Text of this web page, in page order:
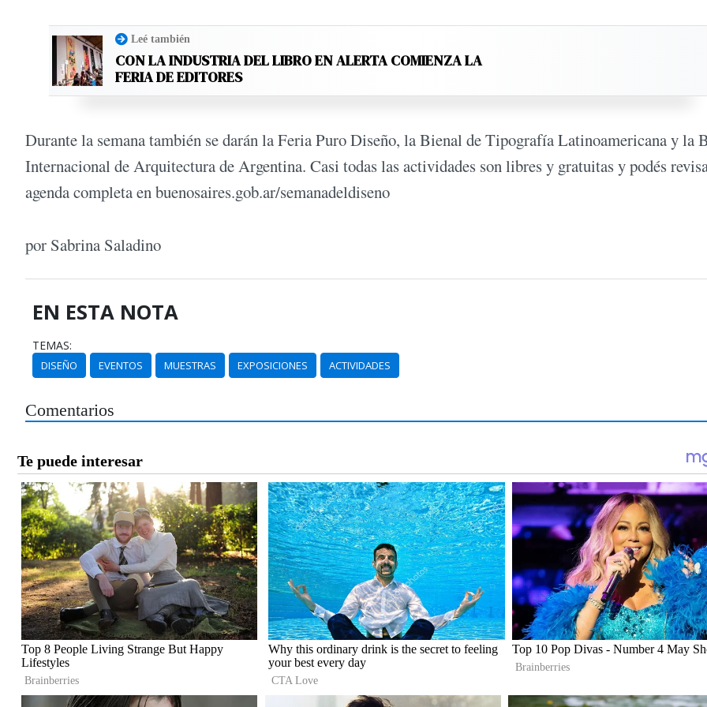
Leé también
CON LA INDUSTRIA DEL LIBRO EN ALERTA COMIENZA LA
FERIA DE EDITORES
Durante la semana también se darán la Feria Puro Diseño, la Bienal de Tipografía Latinoamericana y la
Internacional de Arquitectura de Argentina. Casi todas las actividades son libres y gratuitas y podés
agenda completa en buenosaires.gob.ar/semanadeldiseno
por Sabrina Saladino
EN ESTA NOTA
TEMAS:
DISEÑO EVENTOS MUESTRAS EXPOSICIONES ACTIVIDADES
Comentarios